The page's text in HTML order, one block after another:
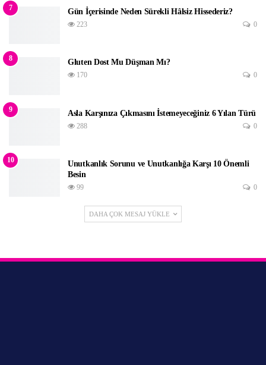
7 Gün İçerisinde Neden Sürekli Hâlsiz Hissederiz?
223 0
8 Gluten Dost Mu Düşman Mı?
170 0
9 Asla Karşınıza Çıkmasını İstemeyeceğiniz 6 Yılan Türü
288 0
10
Unutkanlık Sorunu ve Unutkanlığa Karşı 10 Önemli
Besin
99 0
DAHA ÇOK MESAJ YÜKLE